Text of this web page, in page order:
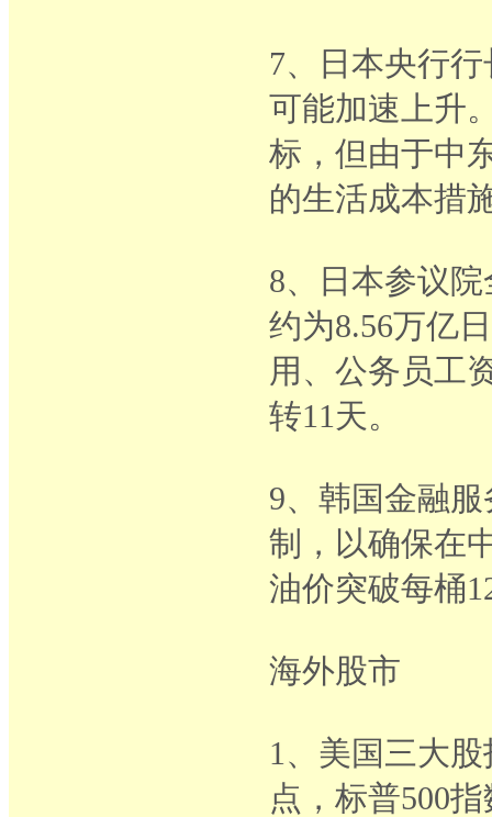
7、日本央行
可能加速上升
标，但由于中
的生活成本措
8、日本参议
约为8.56万亿
用、公务员工
转11天。
9、韩国金融
制，以确保在
油价突破每桶
海外股市
1、美国三大
点，标普500